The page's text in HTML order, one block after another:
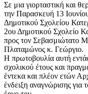
Σε μια γιορταστική και
την Παρασκευή 13
Δημοτικού Σχολείου
2ου Δημοτικού Σχολείο
προς τον Σεβασμιώτατο
Πλαταμώνος κ. Γεώργιο.
Η πρωτοβουλία αυτή
σχολικού έτους και
έντεκα και πλέον ετών
ένδειξη αναγνώρισης για